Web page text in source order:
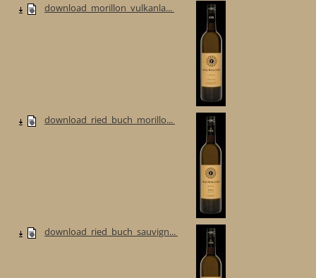
download_morillon_vulkanla...
download_ried_buch_morillo...
download_ried_buch_sauvign...